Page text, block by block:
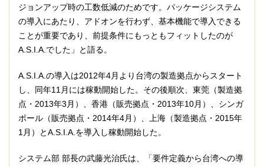
ジョンアップ時の工数低減のためです。パッケージシステム
の導入にあたり、アドオンを行わず、基本機能で導入できる
ことが重要であり、前提条件にもっともフィットしたのが
A.S.I.A.でした」と語る。
A.S.I.A.の導入は2012年4月より台湾の製造拠点からスタート
し、同年11月には稼動開始した。その後順次、東莞（製造拠
点・2013年3月）、香港（販売拠点・2013年10月）、シンガ
ポール（販売拠点・2014年4月）、上海（製造拠点・2015年
1月）とA.S.I.A.を導入し稼動開始した。
システム部 部長の武藤光治氏は、「要件定義から台湾への導